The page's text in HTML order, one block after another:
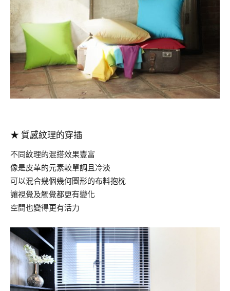
★ 質感紋理的穿插
不同紋理的混搭效果豐富
像是皮革的元素較單調且冷淡
可以混合幾個幾何圖形的布料抱枕
讓視覺及觸覺都更有變化
空間也變得更有活力